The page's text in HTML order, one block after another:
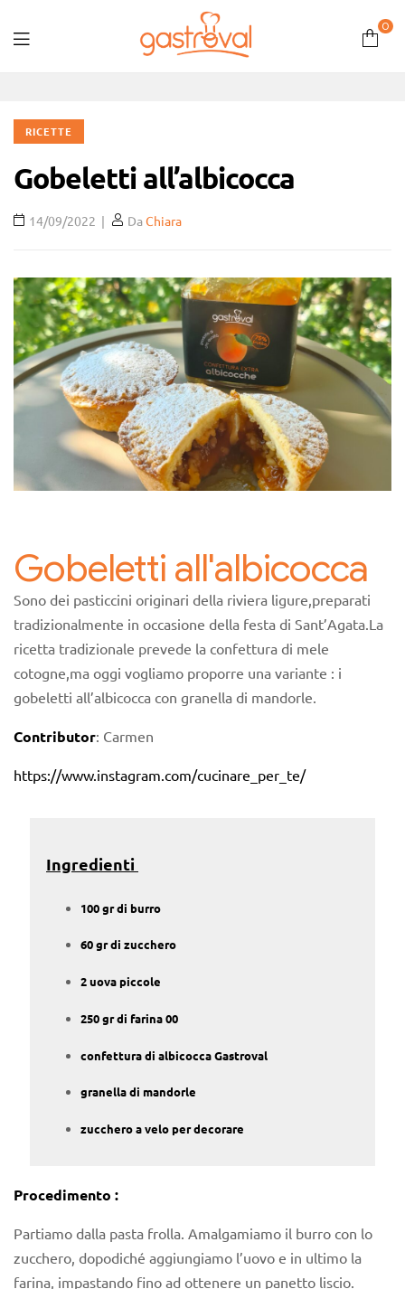
0
RICETTE
Gobeletti all’albicocca
14/09/2022 DaChiara
Gobeletti all'albicocca
Sono dei pasticcini originari della riviera ligure,preparati
tradizionalmente in occasione della festa di Sant’Agata.La
ricetta tradizionale prevede la confettura di mele
cotogne,ma oggi vogliamo proporre una variante : i
gobeletti all’albicocca con granella di mandorle.
Contributor: Carmen
https://www.instagram.com/cucinare_per_te/
Ingredienti
100 gr di burro
60 gr di zucchero
2 uova piccole
250 gr di farina 00
confettura di albicocca Gastroval
granella di mandorle
zucchero a velo per decorare
Procedimento :
Partiamo dalla pasta frolla. Amalgamiamo il burro con lo
zucchero, dopodiché aggiungiamo l’uovo e in ultimo la
farina, impastando fino ad ottenere un panetto liscio.